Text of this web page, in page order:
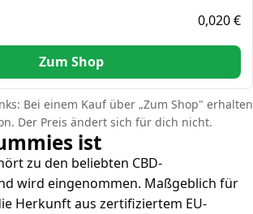
0,020 €
Zum Shop
Bei einem Kauf über „Zum Shop" erhalten
Der Preis ändert sich für dich nicht.
ist
zu den beliebten CBD-
wird eingenommen. Maßgeblich für
Herkunft aus zertifiziertem EU-